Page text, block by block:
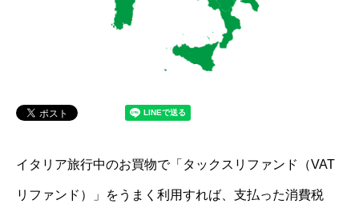
イタリア旅行中のお買物で「タックスリファンド（VAT
リファンド）」をうまく利用すれば、支払った消費税